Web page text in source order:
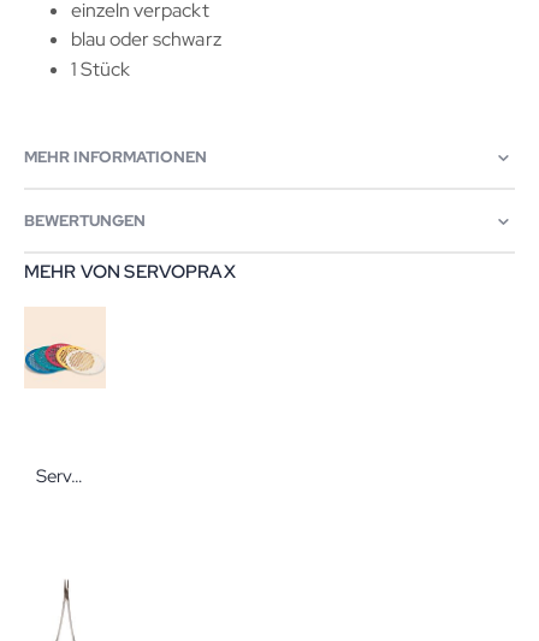
einzeln verpackt
blau oder schwarz
1 Stück
MEHR INFORMATIONEN
BEWERTUNGEN
MEHR VON SERVOPRAX
Servoprax Power-Web Übungsnetz